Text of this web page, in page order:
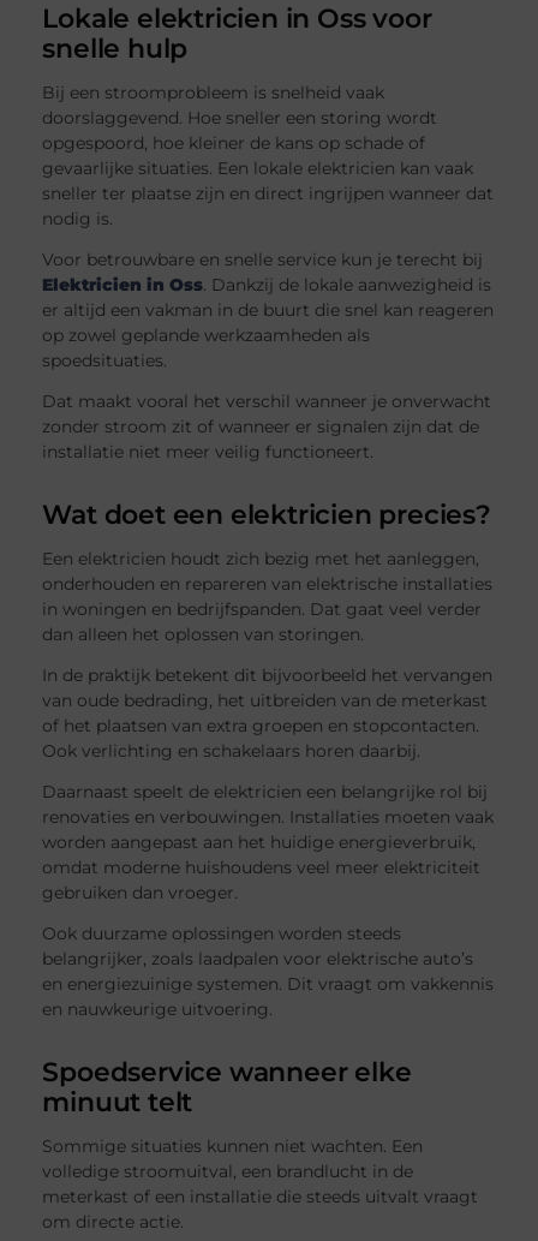
Lokale elektricien in Oss voor
snelle hulp
Bij een stroomprobleem is snelheid vaak
doorslaggevend. Hoe sneller een storing wordt
opgespoord, hoe kleiner de kans op schade of
gevaarlijke situaties. Een lokale elektricien kan vaak
sneller ter plaatse zijn en direct ingrijpen wanneer dat
nodig is.
Voor betrouwbare en snelle service kun je terecht bij
Elektricien in Oss. Dankzij de lokale aanwezigheid is
er altijd een vakman in de buurt die snel kan reageren
op zowel geplande werkzaamheden als
spoedsituaties.
Dat maakt vooral het verschil wanneer je onverwacht
zonder stroom zit of wanneer er signalen zijn dat de
installatie niet meer veilig functioneert.
Wat doet een elektricien precies?
Een elektricien houdt zich bezig met het aanleggen,
onderhouden en repareren van elektrische installaties
in woningen en bedrijfspanden. Dat gaat veel verder
dan alleen het oplossen van storingen.
In de praktijk betekent dit bijvoorbeeld het vervangen
van oude bedrading, het uitbreiden van de meterkast
of het plaatsen van extra groepen en stopcontacten.
Ook verlichting en schakelaars horen daarbij.
Daarnaast speelt de elektricien een belangrijke rol bij
renovaties en verbouwingen. Installaties moeten vaak
worden aangepast aan het huidige energieverbruik,
omdat moderne huishoudens veel meer elektriciteit
gebruiken dan vroeger.
Ook duurzame oplossingen worden steeds
belangrijker, zoals laadpalen voor elektrische auto’s
en energiezuinige systemen. Dit vraagt om vakkennis
en nauwkeurige uitvoering.
Spoedservice wanneer elke
minuut telt
Sommige situaties kunnen niet wachten. Een
volledige stroomuitval, een brandlucht in de
meterkast of een installatie die steeds uitvalt vraagt
om directe actie.